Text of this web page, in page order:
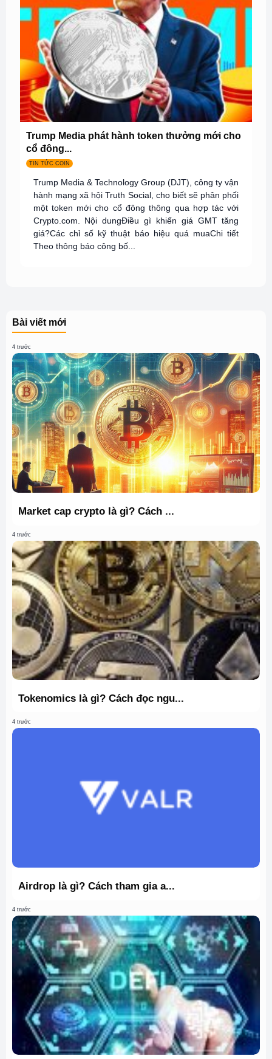
Trump Media phát hành token thưởng mới cho
cổ đông...
TIN TỨC COIN
Trump Media & Technology Group (DJT), công ty vận
hành mạng xã hội Truth Social, cho biết sẽ phân phối
một token mới cho cổ đông thông qua hợp tác với
Crypto.com. Nội dungĐiều gì khiến giá GMT tăng
giá?Các chỉ số kỹ thuật báo hiệu quá muaChi tiết
Theo thông báo công bố...
Bài viết mới
4 trước
Market cap crypto là gì? Cách ...
4 trước
Tokenomics là gì? Cách đọc ngu...
4 trước
Airdrop là gì? Cách tham gia a...
4 trước